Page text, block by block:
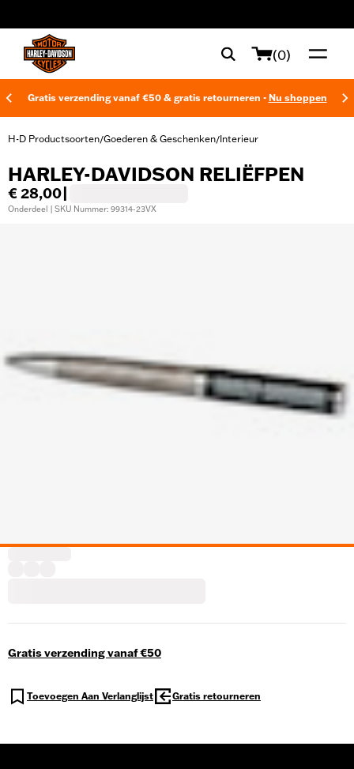
(0)
Gratis verzending vanaf €50 & gratis retourneren - Nu shoppen
H-D Productsoorten/Goederen & Geschenken/Interieur
HARLEY-DAVIDSON RELIËFPEN
€ 28,00
Onderdeel | SKU Nummer: 99314-23VX
Gratis verzending vanaf €50
Toevoegen Aan Verlanglijst Gratis retourneren